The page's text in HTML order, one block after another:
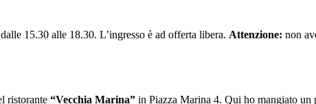
15.30 alle 18.30. L’ingresso è ad offerta libera. Attenzione: non
ristorante “Vecchia Marina” in Piazza Marina 4. Qui ho mangiato